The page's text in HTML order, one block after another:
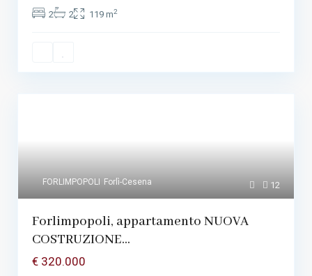
2 2 119 m2
12
FORLIMPOPOLI Forlì-Cesena
Forlimpopoli, appartamento NUOVA
COSTRUZIONE...
€ 320.000